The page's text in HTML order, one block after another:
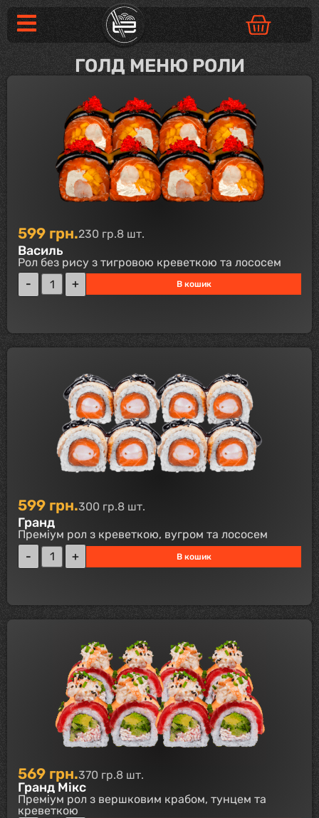
ГОЛД МЕНЮ РОЛИ
599 грн.230 гр.8 шт.
Василь
Рол без рису з тигровою креветкою та лососем
В кошик
599 грн.300 гр.8 шт.
Гранд
Преміум рол з креветкою, вугром та лососем
В кошик
569 грн.370 гр.8 шт.
Гранд Мікс
Преміум рол з вершковим крабом, тунцем та
креветкою